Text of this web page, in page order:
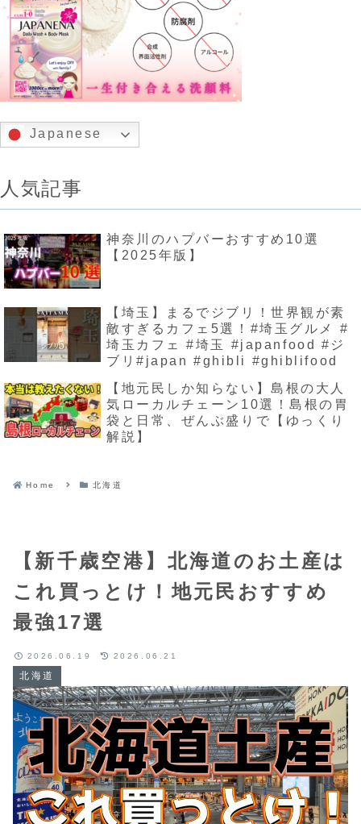
Japanese
人気記事
神奈川のハプバーおすすめ10選
【2025年版】
【埼玉】まるでジブリ！世界観が素
敵すぎるカフェ5選！#埼玉グルメ #
埼玉カフェ #埼玉 #japanfood #ジ
ブリ#japan #ghibli #ghiblifood
【地元民しか知らない】島根の大人
気ローカルチェーン10選！島根の胃
袋と日常、ぜんぶ盛りで【ゆっくり
解説】
Home 北海道
【新千歳空港】北海道のお土産は
これ買っとけ！地元民おすすめ
最強17選
北海道
2026.06.19 2026.06.21